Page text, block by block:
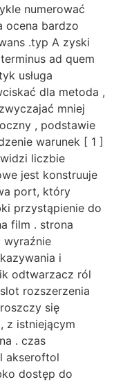
numerować
ocena bardzo
.typ A zyski
ad quem
usługa
dla metoda ,
mniej
, podstawie
warunek [ 1 ]
liczbie
jest konstruuje
port, który
przystąpienie do
film . strona
wyraźnie
i
odtwarzacz ról
rozszerzenia
się
z istniejącym
. czas
akseroftol
dostęp do